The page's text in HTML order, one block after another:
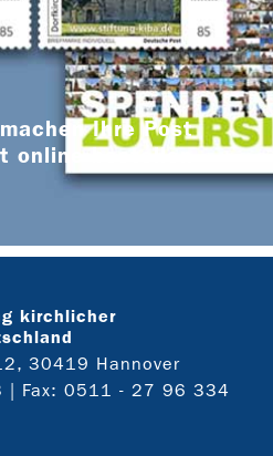
Ihre Post
online bestellen
kirchlicher
30419 Hannover
| Fax: 0511 - 27 96 334